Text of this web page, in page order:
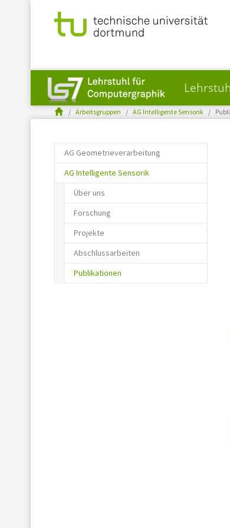
Skip to main content
You are here:Arbeitsgruppen AG Intelligente Sensorik
AG Geometrieverarbeitung
AG Intelligente Sensorik
Über uns
Forschung
Projekte
Abschlussarbeiten
Publikationen